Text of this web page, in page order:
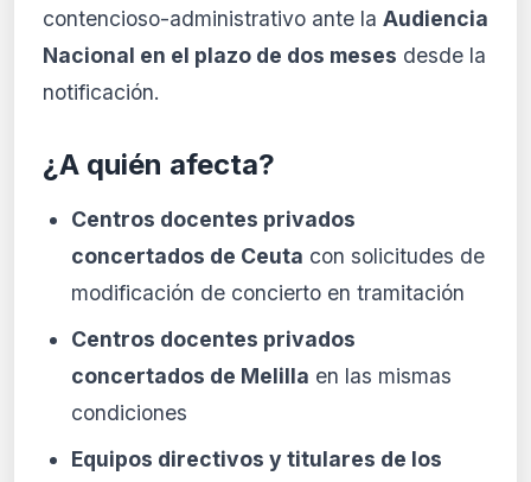
contencioso-administrativo ante la Audiencia
Nacional en el plazo de dos meses desde la
notificación.
¿A quién afecta?
Centros docentes privados
concertados de Ceuta con solicitudes de
modificación de concierto en tramitación
Centros docentes privados
concertados de Melilla en las mismas
condiciones
Equipos directivos y titulares de los